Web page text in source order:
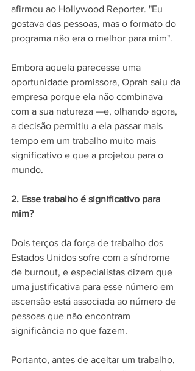
afirmou ao Hollywood Reporter. "Eu
gostava das pessoas, mas o formato do
programa não era o melhor para mim".
Embora aquela parecesse uma
oportunidade promissora, Oprah saiu da
empresa porque ela não combinava
com a sua natureza —e, olhando agora,
a decisão permitiu a ela passar mais
tempo em um trabalho muito mais
significativo e que a projetou para o
mundo.
2. Esse trabalho é significativo para
mim?
Dois terços da força de trabalho dos
Estados Unidos sofre com a síndrome
de burnout, e especialistas dizem que
uma justificativa para esse número em
ascensão está associada ao número de
pessoas que não encontram
significância no que fazem.
Portanto, antes de aceitar um trabalho,